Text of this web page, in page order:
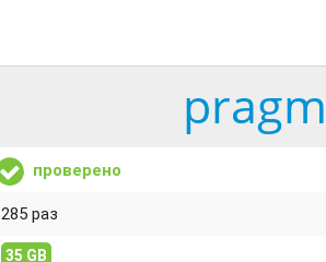
проверено
285 раз
35 GB